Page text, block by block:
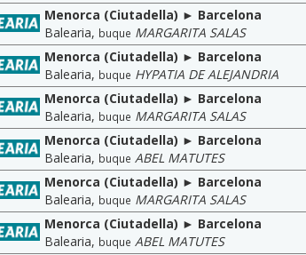
Menorca (Ciutadella) ► Barcelona
Balearia, buque MARGARITA SALAS
Menorca (Ciutadella) ► Barcelona
Balearia, buque HYPATIA DE ALEJANDRIA
Menorca (Ciutadella) ► Barcelona
Balearia, buque MARGARITA SALAS
Menorca (Ciutadella) ► Barcelona
Balearia, buque ABEL MATUTES
Menorca (Ciutadella) ► Barcelona
Balearia, buque MARGARITA SALAS
Menorca (Ciutadella) ► Barcelona
Balearia, buque ABEL MATUTES